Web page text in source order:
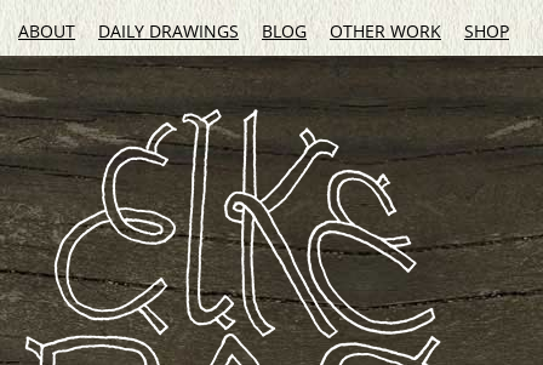
ABOUT DAILY DRAWINGS BLOG OTHER WORK SHOP